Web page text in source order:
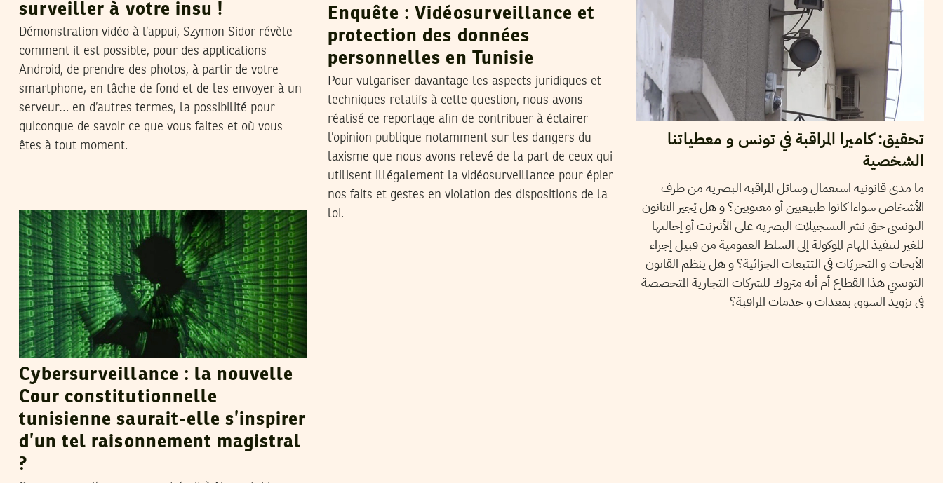
surveiller à votre insu !
Démonstration vidéo à l’appui, Szymon Sidor révèle
comment il est possible, pour des applications
Android, de prendre des photos, à partir de votre
smartphone, en tâche de fond et de les envoyer à un
serveur… en d’autres termes, la possibilité pour
quiconque de savoir ce que vous faites et où vous
êtes à tout moment.
Enquête : Vidéosurveillance et
protection des données
personnelles en Tunisie
Pour vulgariser davantage les aspects juridiques et
techniques relatifs à cette question, nous avons
réalisé ce reportage afin de contribuer à éclairer
l’opinion publique notamment sur les dangers du
laxisme que nous avons relevé de la part de ceux qui
utilisent illégalement la vidéosurveillance pour épier
nos faits et gestes en violation des dispositions de la
loi.
تحقيق: كاميرا المراقبة في تونس و معطياتنا
الشخصية
ما مدى قانونية استعمال وسائل المراقبة البصرية من طرف
الأشخاص سواءا كانوا طبيعيين أو معنويين؟ و هل يُجيز القانون
التونسي حق نشر التسجيلات البصرية على الأنترنت أو إحالتها
للغير لتنفيذ المهام الموكولة إلى السلط العمومية من قبيل إجراء
الأبحاث و التحريّات في التتبعات الجزائية؟ و هل ينظم القانون
التونسي هذا القطاع أم أنه متروك للشركات التجارية المتخصصة
في تزويد السوق بمعدات و خدمات المراقبة؟
Cybersurveillance : la nouvelle
Cour constitutionnelle
tunisienne saurait-elle s’inspirer
d’un tel raisonnement magistral
?